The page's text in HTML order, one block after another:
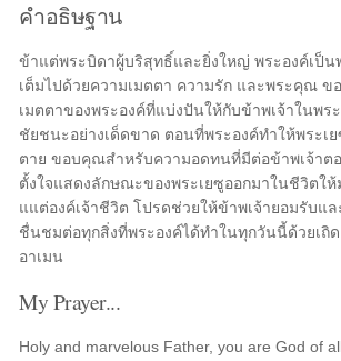
คำอธิษฐาน
ข้าแต่พระบิดาผู้บริสุทธิ์และยิ่งใหญ่ พระองค์เป็น
เต็มไปด้วยความเมตตา ความรัก และพระคุณ
เมตตาของพระองค์ที่แบ่งปันให้กับข้าพเจ้าในพ
ชัยชนะอย่างเด็ดขาด ตอนที่พระองค์ทำให้พระเ
ตาย ขอบคุณสำหรับความอดทนที่มีต่อข้าพเจ้าต
ตั้งใจแสดงลักษณะของพระเยซูออกมาในชีวิตใ
แแต่องค์เจ้าชีวิต โปรดช่วยให้ข้าพเจ้ายอมรับแ
ชื่นชมต่อทุกสิ่งที่พระองค์ได้ทำในทุกวันนี้ด้วยเถิ
อาเมน
My Prayer...
Holy and marvelous Father, you are God of